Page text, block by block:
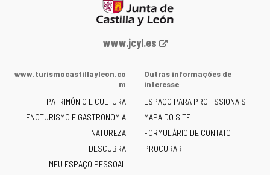
Portal
Junta
Castilla
y
León
-
www.jcyl.es
www.turismocastillayleon.co
m
PATRIMÓNIO E CULTURA
ENOTURISMO E GASTRONOMIA
NATUREZA
DESCUBRA
MEU ESPAÇO PESSOAL
Outras informações de
interesse
ESPAÇO PARA PROFISSIONAIS
MAPA DO SITE
FORMULÁRIO DE CONTATO
PROCURAR